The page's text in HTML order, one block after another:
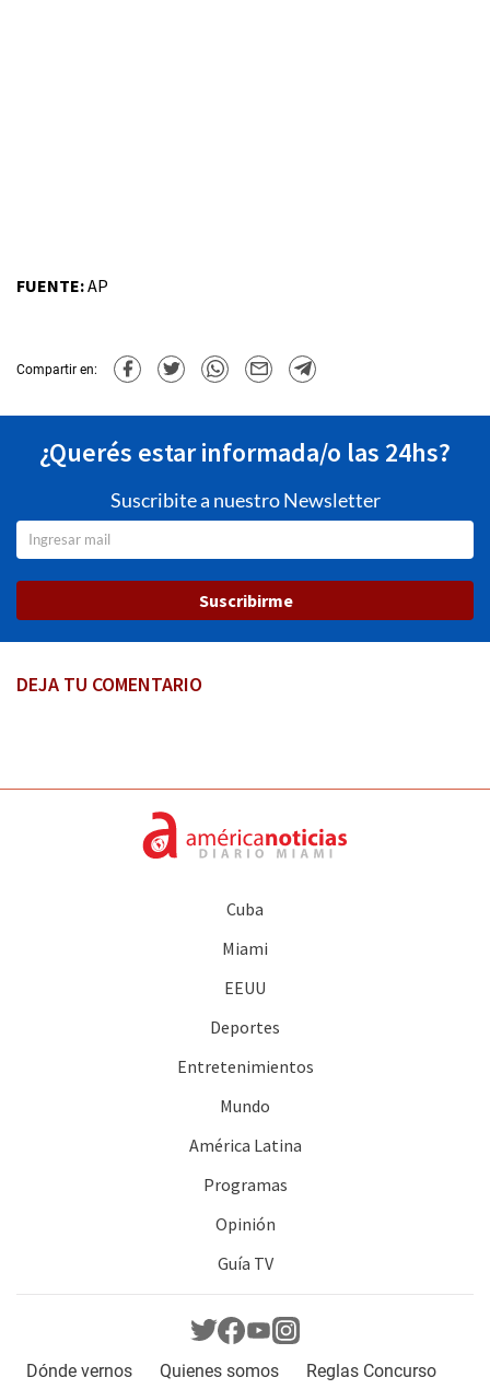
FUENTE:AP
Compartir en:
¿Querés estar informada/o las 24hs?
Suscribite a nuestro Newsletter
Suscribirme
DEJA TU COMENTARIO
Cuba
Miami
EEUU
Deportes
Entretenimientos
Mundo
América Latina
Programas
Opinión
Guía TV
Dónde vernos Quienes somos Reglas Concurso